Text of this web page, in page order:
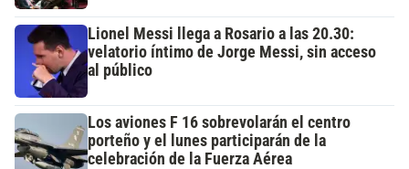
Lionel Messi llega a Rosario a las 20.30:
velatorio íntimo de Jorge Messi, sin acceso
al público
Los aviones F 16 sobrevolarán el centro
porteño y el lunes participarán de la
celebración de la Fuerza Aérea